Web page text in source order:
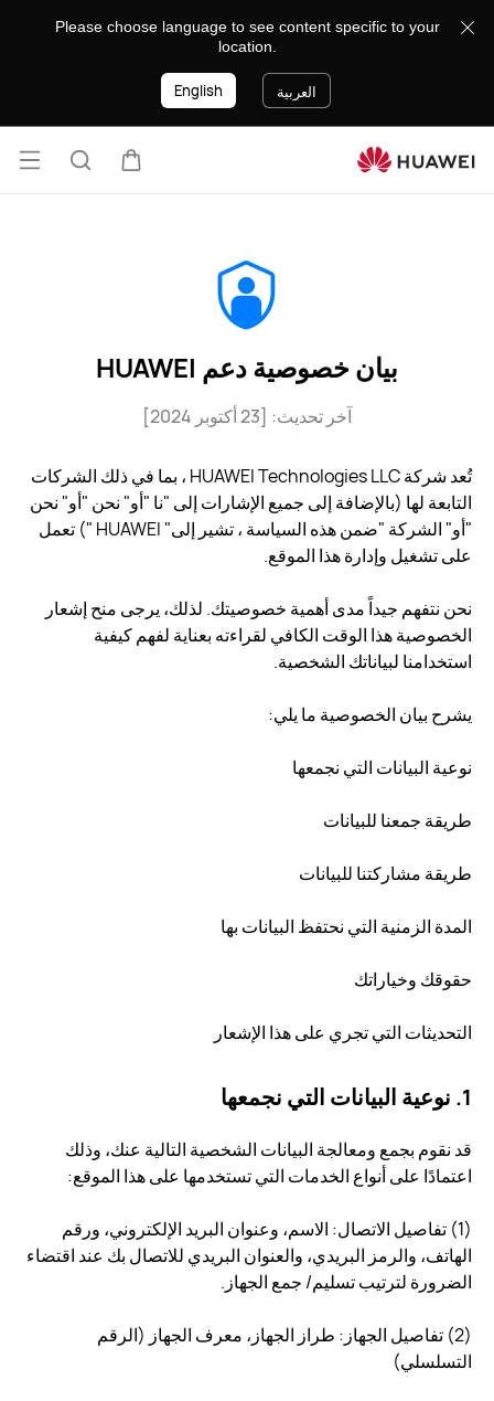
خصوصية
Please choose language to see content specific to your
location.
العربية English
فتح
بيان خصوصية دعم HUAWEI
آخر تحديث: [23 أكتوبر 2024]
تُعد شركة HUAWEI Technologies LLC ، بما في ذلك الشركات
التابعة لها (بالإضافة إلى جميع الإشارات إلى "نا "أو" نحن "أو" نحن
"أو" الشركة "ضمن هذه السياسة ، تشير إلى" HUAWEI ") تعمل
على تشغيل وإدارة هذا الموقع.
نحن نتفهم جيداً مدى أهمية خصوصيتك. لذلك، يرجى منح إشعار
الخصوصية هذا الوقت الكافي لقراءته بعناية لفهم كيفية
استخدامنا لبياناتك الشخصية.
يشرح بيان الخصوصية ما يلي:
نوعية البيانات التي نجمعها
طريقة جمعنا للبيانات
طريقة مشاركتنا للبيانات
المدة الزمنية التي نحتفظ البيانات بها
حقوقك وخياراتك
التحديثات التي تجري على هذا الإشعار
1. نوعية البيانات التي نجمعها
قد نقوم بجمع ومعالجة البيانات الشخصية التالية عنك، وذلك
اعتمادًا على أنواع الخدمات التي تستخدمها على هذا الموقع:
(1) تفاصيل الاتصال: الاسم، وعنوان البريد الإلكتروني، ورقم
الهاتف، والرمز البريدي، والعنوان البريدي للاتصال بك عند اقتضاء
الضرورة لترتيب تسليم/ جمع الجهاز.
(2) تفاصيل الجهاز: طراز الجهاز، معرف الجهاز (الرقم
التسلسلي)